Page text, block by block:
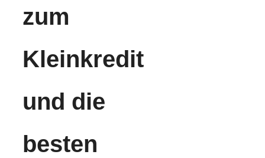
zum
Kleinkredit
und die
besten